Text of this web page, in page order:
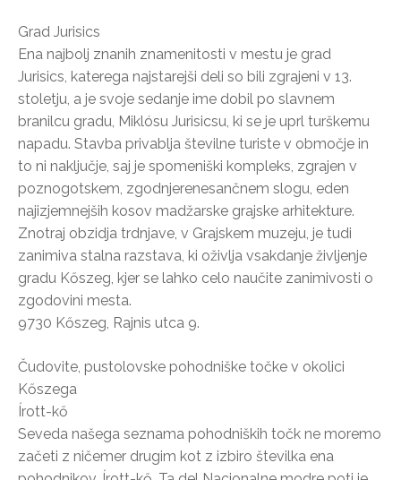
Grad Jurisics
Ena najbolj znanih znamenitosti v mestu je grad
Jurisics, katerega najstarejši deli so bili zgrajeni v 13.
stoletju, a je svoje sedanje ime dobil po slavnem
branilcu gradu, Miklósu Jurisicsu, ki se je uprl turškemu
napadu. Stavba privablja številne turiste v območje in
to ni naključje, saj je spomeniški kompleks, zgrajen v
poznogotskem, zgodnjerenesančnem slogu, eden
najizjemnejših kosov madžarske grajske arhitekture.
Znotraj obzidja trdnjave, v Grajskem muzeju, je tudi
zanimiva stalna razstava, ki oživlja vsakdanje življenje
gradu Kőszeg, kjer se lahko celo naučite zanimivosti o
zgodovini mesta.
9730 Kőszeg, Rajnis utca 9.
Čudovite, pustolovske pohodniške točke v okolici
Kőszega
Írott-kő
Seveda našega seznama pohodniških točk ne moremo
začeti z ničemer drugim kot z izbiro številka ena